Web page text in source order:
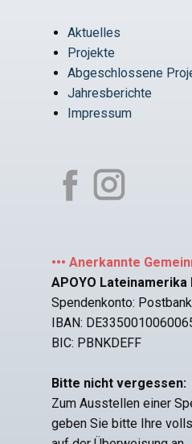
Aktuelles
Projekte
Abgeschlossene
Jahresberichte
Impressum
••• Anerkannte
APOYO Lateinamerika
Spendenkonto:
IBAN:
BIC: PBNKDEFF
Bitte nicht vergessen:
Zum Ausstellen einer
geben Sie bitte Ihre